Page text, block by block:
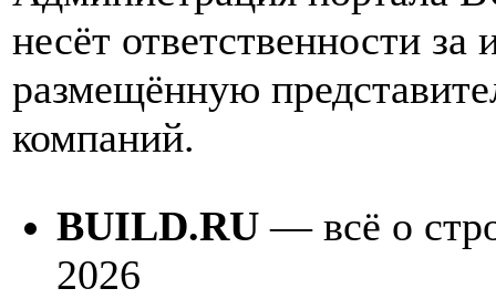
несёт ответственности
размещённую
компаний.
BUILD.RU — всё о
2026